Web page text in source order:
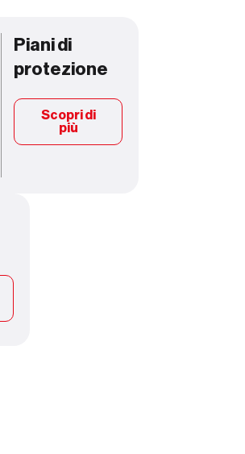
Piani di
protezione
Scopri di
più